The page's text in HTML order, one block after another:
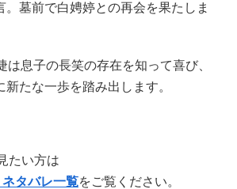
。墓前で白娉婷との再会を果たしま
は息子の長笑の存在を知って喜び、
新たな一歩を踏み出します。
たい方は
タバレ一覧をご覧ください。